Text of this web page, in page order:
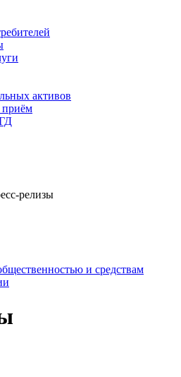
активов
приём
релизы
и средствам